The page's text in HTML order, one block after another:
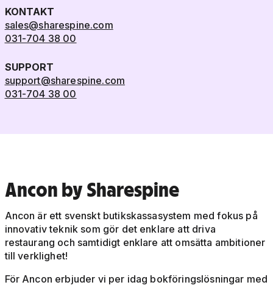
KONTAKT
sales@sharespine.com
031-704 38 00
SUPPORT
support@sharespine.com
031-704 38 00
Ancon by Sharespine
Ancon är ett svenskt butikskassasystem med fokus på
innovativ teknik som gör det enklare att driva
restaurang och samtidigt enklare att omsätta ambitioner
till verklighet!
För Ancon erbjuder vi per idag bokföringslösningar med